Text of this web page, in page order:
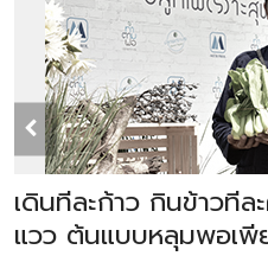
เดินทีละก้าว กินข้าวทีละค
แวว ต้นแบบหลุมพอเพี